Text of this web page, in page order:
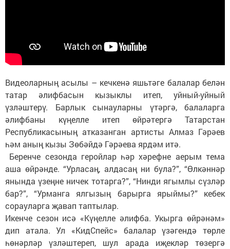
Видеоларның асылы – кечкенә яшьтәге балалар белән
татар әлифбасын кызыклы итеп, уйный-уйный
үзләштерү. Барлык сынауларны үтәргә, балаларга
әлифбаны күңелле итеп өйрәтергә Татарстан
Республикасының атказанган артисты Алмаз Гәрәев
һәм аның кызы Зөбәйдә Гәрәева ярдәм итә.
Беренче сезонда геройлар һәр хәрефне аерым тема
аша өйрәнде. “Урласаң, алдасаң ни була?”, “Өлкәннәр
янында үзеңне ничек тотарга?”, “Нинди ягымлы сүзләр
бар?”, “Урманга ялгызың барырга ярыймы?” кебек
сорауларга җавап таптылар.
Икенче сезон исә «Күңелле әлифба. Укырга өйрәнәм»
дип атала. Ул «КидСпейс» балалар үзәгендә төрле
һөнәрләр үзләштереп, шул арада иҗекләр төзергә